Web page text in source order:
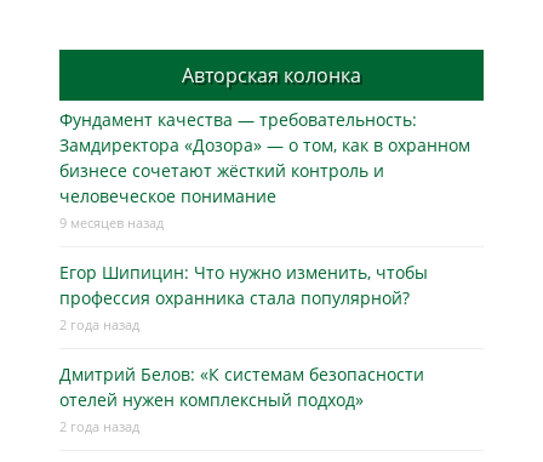
Авторская колонка
Фундамент качества — требовательность:
Замдиректора «Дозора» — о том, как в охранном
бизнесe сочетают жёсткий контроль и
человеческое понимание
9 месяцев назад
Егор Шипицин: Что нужно изменить, чтобы
профессия охранника стала популярной?
2 года назад
Дмитрий Белов: «К системам безопасности
отелей нужен комплексный подход»
2 года назад